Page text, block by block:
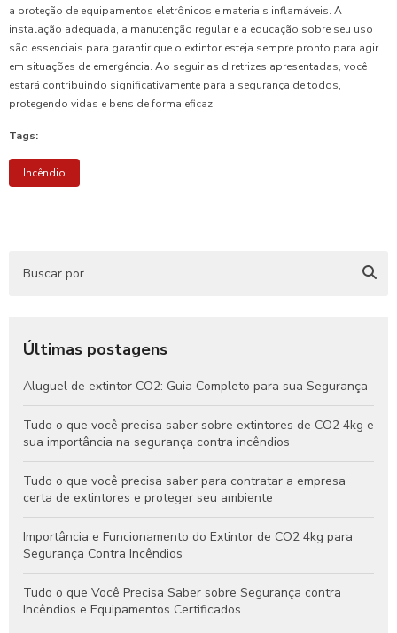
a proteção de equipamentos eletrônicos e materiais inflamáveis. A
instalação adequada, a manutenção regular e a educação sobre seu uso
são essenciais para garantir que o extintor esteja sempre pronto para agir
em situações de emergência. Ao seguir as diretrizes apresentadas, você
estará contribuindo significativamente para a segurança de todos,
protegendo vidas e bens de forma eficaz.
Tags:
Incêndio
Últimas postagens
Aluguel de extintor CO2: Guia Completo para sua Segurança
Tudo o que você precisa saber sobre extintores de CO2 4kg e
sua importância na segurança contra incêndios
Tudo o que você precisa saber para contratar a empresa
certa de extintores e proteger seu ambiente
Importância e Funcionamento do Extintor de CO2 4kg para
Segurança Contra Incêndios
Tudo o que Você Precisa Saber sobre Segurança contra
Incêndios e Equipamentos Certificados